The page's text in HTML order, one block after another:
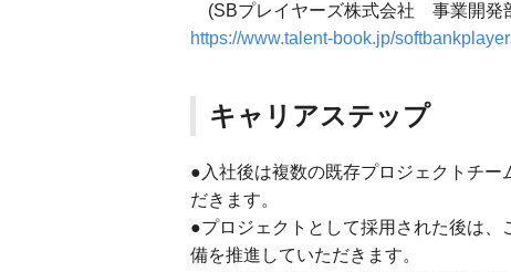
(SBプレイヤーズ株式会社 事業開
https://www.talent-book.jp/
キャリアステップ
●入社後は複数の既存プロジェクトチ
だきます。
●プロジェクトとして採用された後は
備を推進していただきます。